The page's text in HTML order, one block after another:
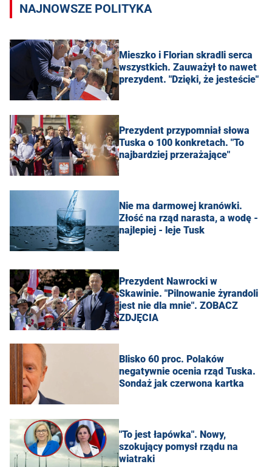
NAJNOWSZE POLITYKA
Mieszko i Florian skradli serca
wszystkich. Zauważył to nawet
prezydent. "Dzięki, że jesteście"
Prezydent przypomniał słowa
Tuska o 100 konkretach. "To
najbardziej przerażające"
Nie ma darmowej kranówki.
Złość na rząd narasta, a wodę -
najlepiej - leje Tusk
Prezydent Nawrocki w
Skawinie. "Pilnowanie żyrandoli
jest nie dla mnie". ZOBACZ
ZDJĘCIA
Blisko 60 proc. Polaków
negatywnie ocenia rząd Tuska.
Sondaż jak czerwona kartka
"To jest łapówka". Nowy,
szokujący pomysł rządu na
wiatraki